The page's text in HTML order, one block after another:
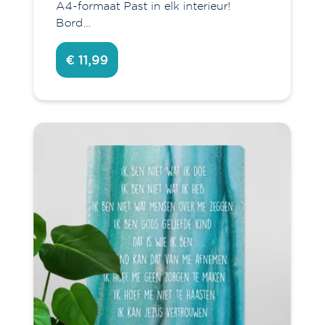
A4-formaat Past in elk interieur!
Bord…
€ 11,99